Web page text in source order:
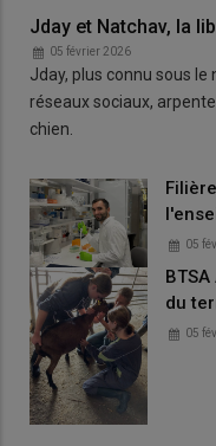
Jday et Natchav, la
05 février 2026
Jday, plus connu sous
réseaux sociaux,
chien.
05
du
05